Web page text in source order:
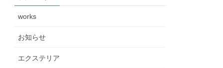
works
お知らせ
エクステリア